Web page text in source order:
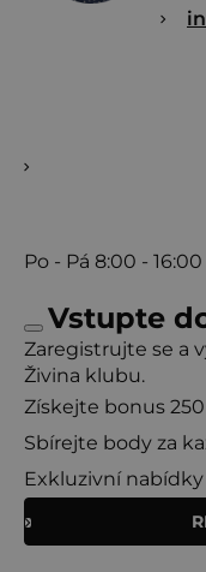
Po - Pá 8:00 - 16:00
Vstupte
Zaregistrujte se a
Živina klubu.
Získejte bonus
Sbírejte body za
Exkluzivní nabídky